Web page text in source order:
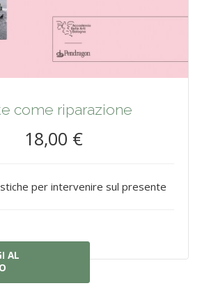
come riparazione
18,00 €
per intervenire sul presente
AL